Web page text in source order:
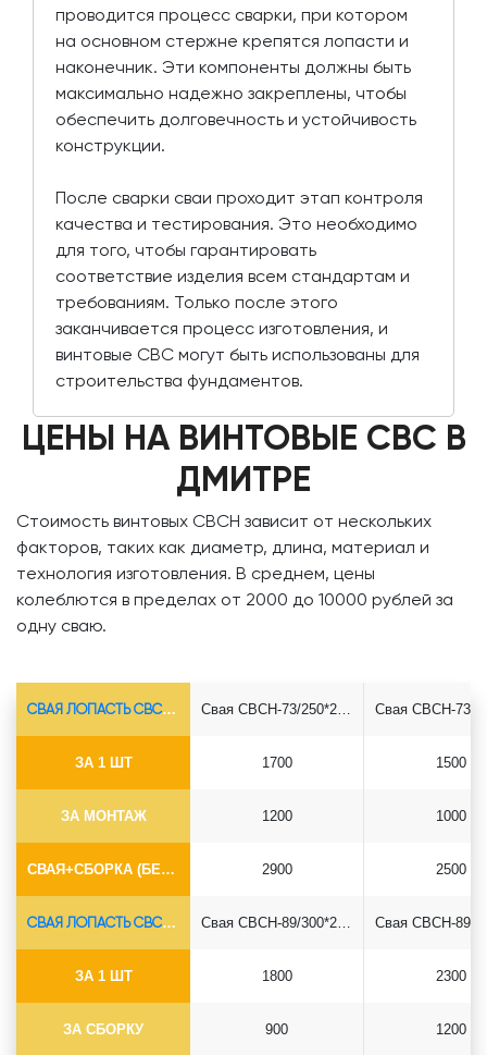
проводится процесс сварки, при котором
на основном стержне крепятся лопасти и
наконечник. Эти компоненты должны быть
максимально надежно закреплены, чтобы
обеспечить долговечность и устойчивость
конструкции.
После сварки сваи проходит этап контроля
качества и тестирования. Это необходимо
для того, чтобы гарантировать
соответствие изделия всем стандартам и
требованиям. Только после этого
заканчивается процесс изготовления, и
винтовые СВС могут быть использованы для
строительства фундаментов.
ЦЕНЫ НА ВИНТОВЫЕ СВС В
ДМИТРЕ
Стоимость винтовых СВСН зависит от нескольких
факторов, таких как диаметр, длина, материал и
технология изготовления. В среднем, цены
колеблются в пределах от 2000 до 10000 рублей за
одну сваю.
СВАЯ ЛОПАСТЬ СВСН-Ø73*5.5
ЗА 1 ШТ
ЗА МОНТАЖ
СВАЯ+СБОРКА (БЕЗ ОГОЛОВКА)
1700
1200
2900
1500
1000
2500
СВАЯ ЛОПАСТЬ СВСН-Ø89*6.5
ЗА 1 ШТ
ЗА СБОРКУ
1800
900
2300
1200